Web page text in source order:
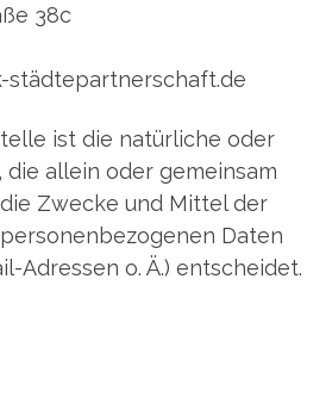
38c
städtepartnerschaft.de
ist die natürliche oder
die allein oder gemeinsam
Zwecke und Mittel der
Daten
Adressen o. Ä.) entscheidet.